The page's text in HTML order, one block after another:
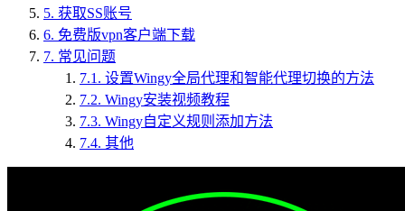
5. 获取SS账号
6. 免费版vpn客户端下载
7. 常见问题
7.1. 设置Wingy全局代理和智能代理切换的方法
7.2. Wingy安装视频教程
7.3. Wingy自定义规则添加方法
7.4. 其他